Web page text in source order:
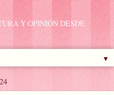
Y OPINIÓN DESDE
▼